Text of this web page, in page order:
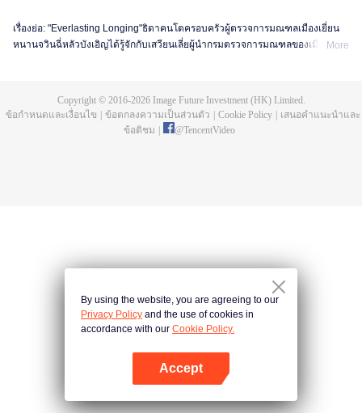
เรื่องย่อ: "Everlasting Longing"ธิดาคนโตครอบครัวผู้ตรวจการมณฑลเมืองเยี่ยน
หนานจวินฉี่หลัวบังเอิญได้รู้จักกับเสวียนเลี่ยผู้นำกรมตรวจการมณฑลของเมืองเป่ย
More
Copyright © 2016-2026Image Future Investment (HK) Limited.
ข้อกำหนดและเงื่อนไข
ข้อตกลงความเป็นส่วนตัว Cookie Policy
เสนอคำแนะนำและ
ข้อติชม
@TencentVideo
By using the website, you are agreeing to our
Privacy Policy and the use of cookies in
accordance with our Cookie Policy.
Accept